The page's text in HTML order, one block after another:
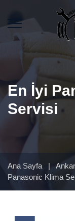
En İyi
Servisi
Ana Sayfa |
Panasonic Klima